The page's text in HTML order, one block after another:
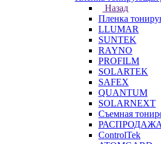
Назад
Пленка
LLUMAR
SUNTEK
RAYNO
PROFILM
SOLARTEK
SAFEX
QUANTUM
SOLARNEXT
Съемная
РАСПРОДАЖА
ControlTek